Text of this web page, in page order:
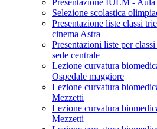
Presentazione IULM - Aula
Selezione scolastica
Presentazione liste classi
cinema Astra
Presentazioni liste per
sede centrale
Lezione curvatura
Ospedale maggiore
Lezione curvatura
Mezzetti
Lezione curvatura
Mezzetti